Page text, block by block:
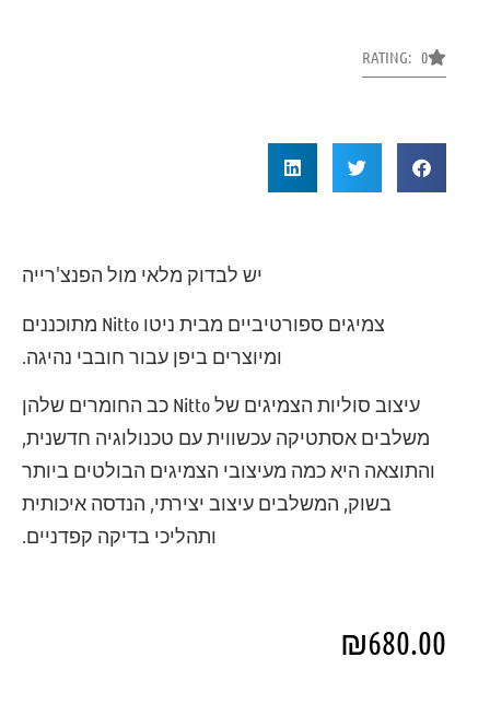
RATING: 0
יש לבדוק מלאי מול הפנצ'רייה
צמיגים ספורטיביים מבית ניטו Nitto מתוכננים
ומיוצרים ביפן עבור חובבי נהיגה.
עיצוב סוליות הצמיגים של Nitto כב החומרים שלהן
משלבים אסתטיקה עכשווית עם טכנולוגיה חדשנית,
והתוצאה היא כמה מעיצובי הצמיגים הבולטים ביותר
בשוק, המשלבים עיצוב יצירתי, הנדסה איכותית
ותהליכי בדיקה קפדניים.
₪680.00